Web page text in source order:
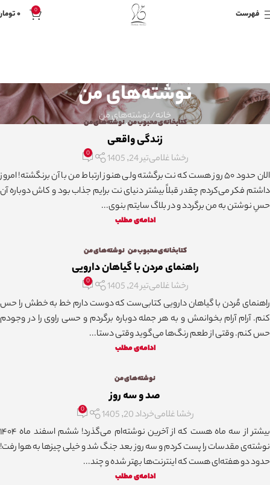
فهرست 0 ۰
نوشته‌های من
خانه نوشته‌های منکتابخانه‌ی محبوب من,نوشته‌های من
زندگی واقعی
رخشا غلامیتیر 24, 1405 0
الان حدود ۵۰ روز هست که نت برگشته ولی هنوز ارتباط من با آن برنگشته! امروز
داشتم فکر می‌کردم چقدر قبلاً بیشتر دنیای نت برایم جذاب بود و کاش دوباره آن
حسِ نوشتن به من برگردد و در بلاگ سایتم بنوی...
ادامه‌ی مطلب
کتابخانه‌ی محبوب من ,نوشته‌های من
راهنمای مردن با گیاهان دارویی
رخشا غلامیتیر 24, 1405 0
راهنمای مُردن با گیاهان دارویی کتابی‌ست که دوست دارم خط به خطش را حس
کنم. آرام آرام بخوانمش و به هر جمله دوباره برگردم و حسی راوی را در وجودم
حس کنم. وقتی از طعم رنگ‌ها می‌گوید وقتی دستا...
ادامه‌ی مطلب
نوشته‌های من
صد و سه روز
رخشا غلامیخرداد 20, 1405 0
بیشتر از سه ماه هست که از آخرین نوشته‌ام می‌گذرد! ششم اسفند ماه ۱۴۰۴
نوشته‌ی مقدسات را پست کردم و سه روز بعد جنگ شد و خیلی چیزها به هوا رفت!
حدود دو هفته‌ای هست که اینترنت‌ها بهتر شده و چند...
ادامه‌ی مطلب